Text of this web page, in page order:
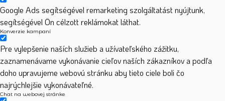
Google Ads segítségével remarketing szolgáltatást nyújtunk,
segítségével Ön célzott reklámokat láthat.
Konverzie kampaní
Pre vylepšenie naších služieb a užívateľského zážitku,
zaznamenávame vykonávanie cieľov naších zákazníkov a podľa
doho upravujeme webovú stránku aby tieto ciele boli čo
najrýchlejšie vykonávateľné.
Chat na webovej stránke